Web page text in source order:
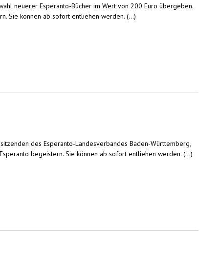
neuerer Esperanto-Bücher im Wert von 200 Euro übergeben.
Sie können ab sofort entliehen werden. (...)
des Esperanto-Landesverbandes Baden-Württemberg,
begeistern. Sie können ab sofort entliehen werden. (...)